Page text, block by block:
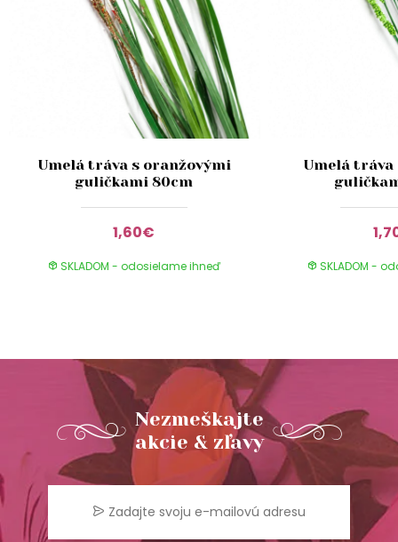
Umelá tráva s oranžovými
guličkami 80cm
1,60€
SKLADOM - odosielame ihneď
Umelá tráva
SKLADOM -
Nezmeškajte
akcie & zľavy